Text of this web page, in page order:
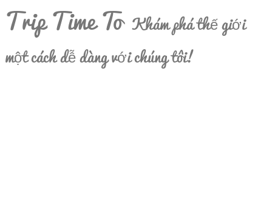
Trip Time To Khám phá thế giới
một cách dễ dàng với chúng tôi!